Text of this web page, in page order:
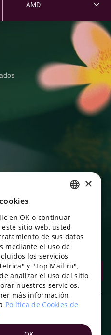
AMD
bonos por compras y
la aplicación
ENGLISH
UKRAINIAN
PORTUGUESE
SPANISH
HUNGARIAN
ITALIAN
×
en OK o continuar
sitio web, usted
de sus datos
mediante el uso de
los servicios
y "Top Mail.ru",
analizar el uso del sitio
nuestros servicios.
más información,
Política de Cookies de